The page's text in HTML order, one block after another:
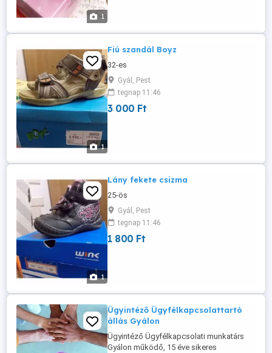
1
1
Fiú szandál Boyz
32-es
Gyál, Pest
tegnap 11:46
3 000 Ft
1
Lány fekete csizma
25-ös
Gyál, Pest
tegnap 11:46
1 800 Ft
Ügyintéző Ügyfélkapcsolattartó
állás Gyálon
Ügyintéző Ügyfélkapcsolati munkatárs
Gyálon működő, 15 éve sikeres